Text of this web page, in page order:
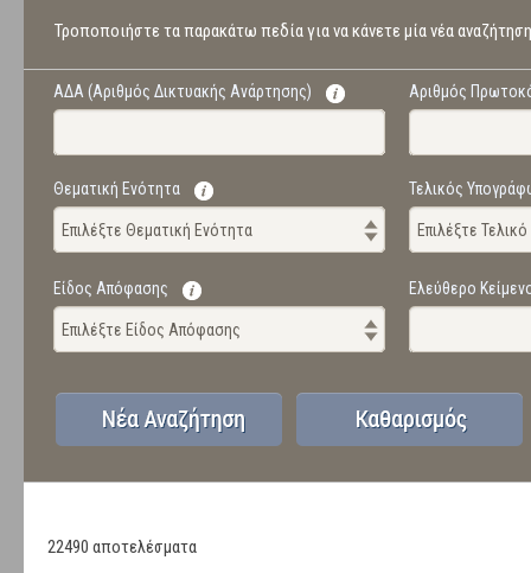
Τροποποιήστε τα παρακάτω πεδία για να κάνετε μία νέα αναζήτηση
ΑΔΑ (Αριθμός Δικτυακής Ανάρτησης) Αριθμός
Θεματική Ενότητα
Επιλέξτε Θεματική Ενότητα
Τελικός
Επιλέξτε
Είδος Απόφασης
Επιλέξτε Είδος Απόφασης
Ελεύθερο
22490 αποτελέσματα